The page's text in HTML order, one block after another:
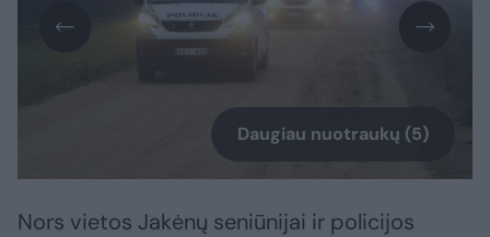
Daugiau nuotraukų (5)
Nors vietos Jakėnų seniūnijai ir policijos